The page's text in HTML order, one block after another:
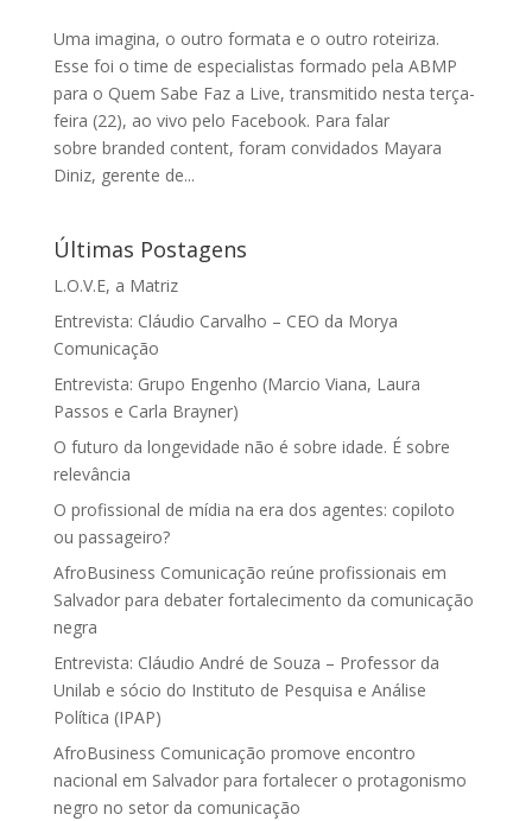
Uma imagina, o outro formata e o outro roteiriza.
Esse foi o time de especialistas formado pela ABMP
para o Quem Sabe Faz a Live, transmitido nesta terça-
feira (22), ao vivo pelo Facebook. Para falar
sobre branded content, foram convidados Mayara
Diniz, gerente de...
Últimas Postagens
L.O.V.E, a Matriz
Entrevista: Cláudio Carvalho – CEO da Morya
Comunicação
Entrevista: Grupo Engenho (Marcio Viana, Laura
Passos e Carla Brayner)
O futuro da longevidade não é sobre idade. É sobre
relevância
O profissional de mídia na era dos agentes: copiloto
ou passageiro?
AfroBusiness Comunicação reúne profissionais em
Salvador para debater fortalecimento da comunicação
negra
Entrevista: Cláudio André de Souza – Professor da
Unilab e sócio do Instituto de Pesquisa e Análise
Política (IPAP)
AfroBusiness Comunicação promove encontro
nacional em Salvador para fortalecer o protagonismo
negro no setor da comunicação